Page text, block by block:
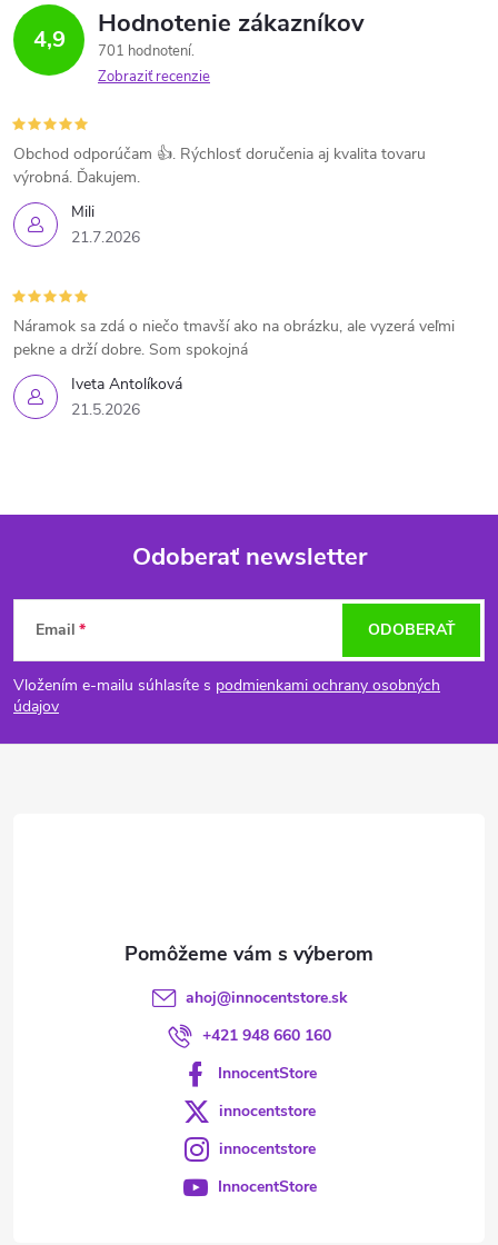
4,9 Hodnotenie zákazníkov
701 hodnotení
Zobraziť recenzie
Mili
21.7.2026
Obchod odporúčam 👍. Rýchlosť doručenia aj kvalita tovaru
výrobná. Ďakujem.
Iveta Antolíková
21.5.2026
Náramok sa zdá o niečo tmavší ako na obrázku, ale vyzerá veľmi
pekne a drží dobre. Som spokojná
Z
á
p
Odoberať newsletter
Email
Vložením e-mailu súhlasíte s podmienkami ochrany osobných
údajov
ODOBERAŤ
ahoj@innocentstore.sk
+421 948 660 160
InnocentStore
innocentstore
innocentstore
InnocentStore